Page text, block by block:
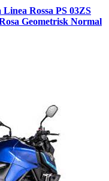
Rossa PS 03ZS
Geometrisk Normal